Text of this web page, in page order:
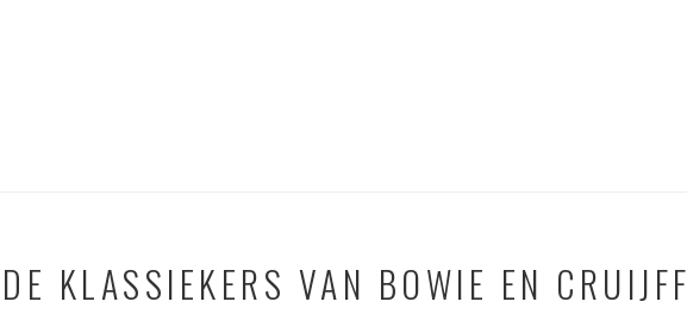
KLASSIEKERS VAN BOWIE EN CRUIJFF